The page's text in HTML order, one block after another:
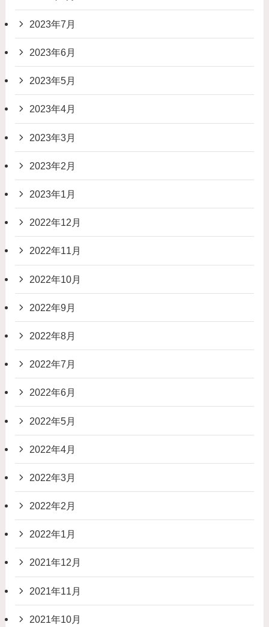
2023年7月
2023年6月
2023年5月
2023年4月
2023年3月
2023年2月
2023年1月
2022年12月
2022年11月
2022年10月
2022年9月
2022年8月
2022年7月
2022年6月
2022年5月
2022年4月
2022年3月
2022年2月
2022年1月
2021年12月
2021年11月
2021年10月